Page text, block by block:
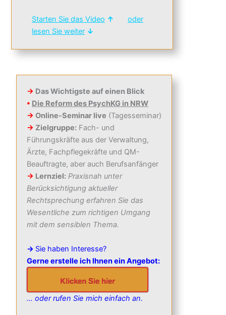
Starten Sie das Video ↑ oder
lesen Sie weiter ↓
→ Das Wichtigste auf einen Blick
• Die Reform des PsychKG in NRW
→ Online-Seminar live (Tagesseminar)
→ Zielgruppe: Fach- und
Führungskräfte aus der Verwaltung,
Ärzte, Fachpflegekräfte und QM-
Beauftragte, aber auch Berufsanfänger
→ Lernziel: Praxisnah unter
Berücksichtigung aktueller
Rechtsprechung erfahren Sie das
Wesentliche zum richtigen Umgang
mit dem sensiblen Thema.
→ Sie haben Interesse?
Gerne erstelle ich Ihnen ein Angebot:
Klicken Sie hier
… oder rufen Sie mich einfach an.